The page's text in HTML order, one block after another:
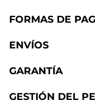
FORMAS DE
ENVÍOS
GARANTÍA
GESTIÓN DEL